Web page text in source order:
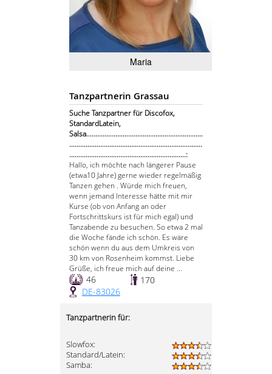
Maria
Tanzpartnerin Grassau
Suche Tanzpartner für Discofox,
StandardLatein,
Salsa................................................................
.........................................................................
................................................................:
Hallo, ich möchte nach längerer Pause
(etwa10 Jahre) gerne wieder regelmäßig
Tanzen gehen . Würde mich freuen,
wenn jemand Interesse hätte mit mir
Kurse (ob von Anfang an oder
Fortschrittskurs ist für mich egal) und
Tanzabende zu besuchen. So etwa 2 mal
die Woche fände ich schön. Es wäre
schön wenn du aus dem Umkreis von
30 km von Rosenheim kommst. Liebe
Grüße, ich freue mich auf deine ...
46
170
DE-83026
Tanzpartnerin für:
Slowfox:
Standard/Latein:
Samba: